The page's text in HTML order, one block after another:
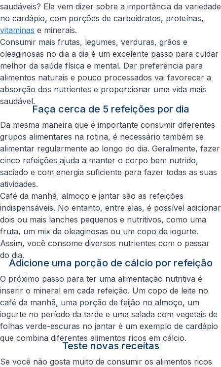
saudáveis? Ela vem dizer sobre a importância da variedade
no cardápio, com porções de carboidratos, proteínas,
vitaminas e minerais.
Consumir mais frutas, legumes, verduras, grãos e
oleaginosas no dia a dia é um excelente passo para cuidar
melhor da saúde física e mental. Dar preferência para
alimentos naturais e pouco processados vai favorecer a
absorção dos nutrientes e proporcionar uma vida mais
saudável.
Faça cerca de 5 refeições por dia
Da mesma maneira que é importante consumir diferentes
grupos alimentares na rotina, é necessário também se
alimentar regularmente ao longo do dia. Geralmente, fazer
cinco refeições ajuda a manter o corpo bem nutrido,
saciado e com energia suficiente para fazer todas as suas
atividades.
Café da manhã, almoço e jantar são as refeições
indispensáveis. No entanto, entre elas, é possível adicionar
dois ou mais lanches pequenos e nutritivos, como uma
fruta, um mix de oleaginosas ou um copo de iogurte.
Assim, você consome diversos nutrientes com o passar
do dia.
Adicione uma porção de cálcio por refeição
O próximo passo para ter uma alimentação nutritiva é
inserir o mineral em cada refeição. Um copo de leite no
café da manhã, uma porção de feijão no almoço, um
iogurte no período da tarde e uma salada com vegetais de
folhas verde-escuras no jantar é um exemplo de cardápio
que combina diferentes alimentos ricos em cálcio.
Teste novas receitas
Se você não gosta muito de consumir os alimentos ricos